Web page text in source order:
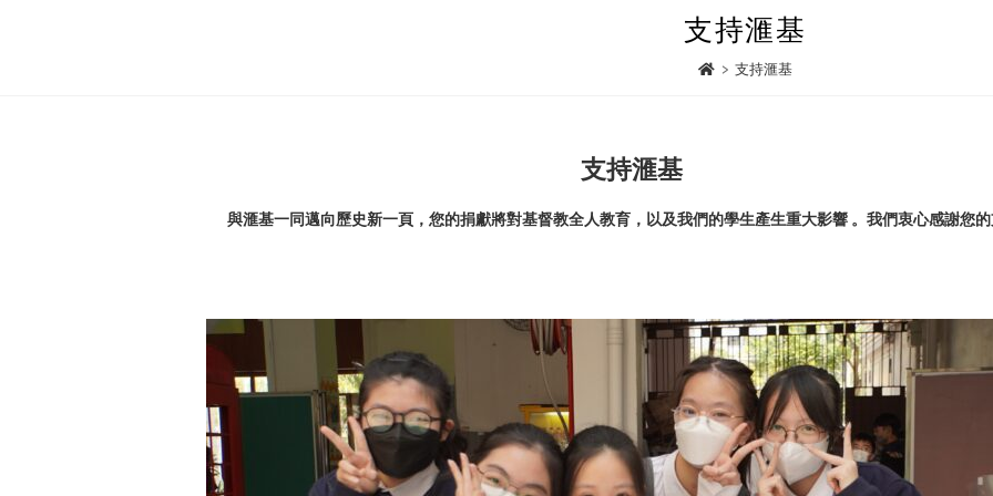
支持滙基
> 支持滙基
支持滙基
與滙基一同邁向歷史新一頁，您的捐獻將對基督教全人教育，以及我們的學生產生重大影響 。我們衷心感謝您